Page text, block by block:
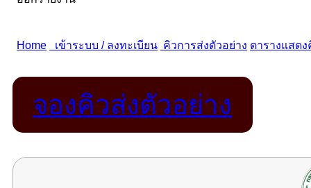
จองคิวส่งตัวอย่าง